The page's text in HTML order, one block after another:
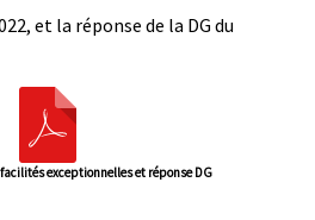
et la réponse de la DG du
facilités exceptionnelles et réponse DG